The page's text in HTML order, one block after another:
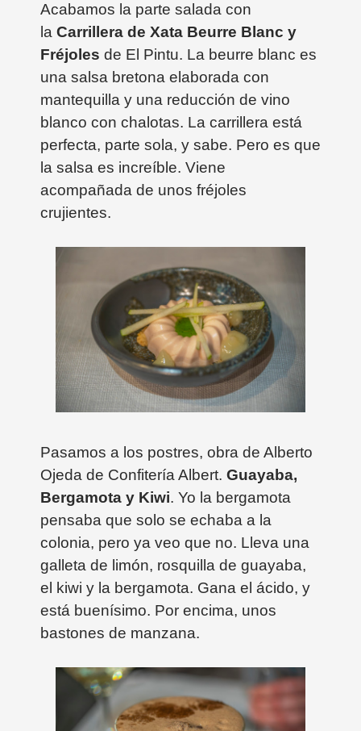
Acabamos la parte salada con
la Carrillera de Xata Beurre Blanc y
Fréjoles de El Pintu. La beurre blanc es
una salsa bretona elaborada con
mantequilla y una reducción de vino
blanco con chalotas. La carrillera está
perfecta, parte sola, y sabe. Pero es que
la salsa es increíble. Viene
acompañada de unos fréjoles
crujientes.
Pasamos a los postres, obra de Alberto
Ojeda de Confitería Albert. Guayaba,
Bergamota y Kiwi. Yo la bergamota
pensaba que solo se echaba a la
colonia, pero ya veo que no. Lleva una
galleta de limón, rosquilla de guayaba,
el kiwi y la bergamota. Gana el ácido, y
está buenísimo. Por encima, unos
bastones de manzana.